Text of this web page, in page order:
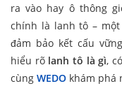
ra vào hay ô thông
chính là lanh tô –
đảm bảo kết cấu
hiểu rõ lanh tô là gì,
cùng WEDO khám phá